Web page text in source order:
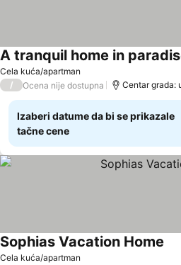
Cela kuća/apartman
A tranquil home in
/ Ocena nije dostupna Centar grada:
Izaberi datume da bi se prikazale
tačne cene
Cela kuća/apartman
Sophias Vacation Home